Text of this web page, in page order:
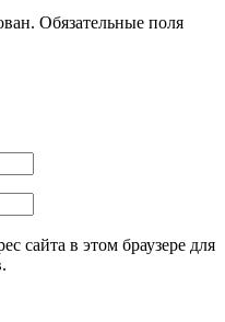
Обязательные поля
сайта в этом браузере для